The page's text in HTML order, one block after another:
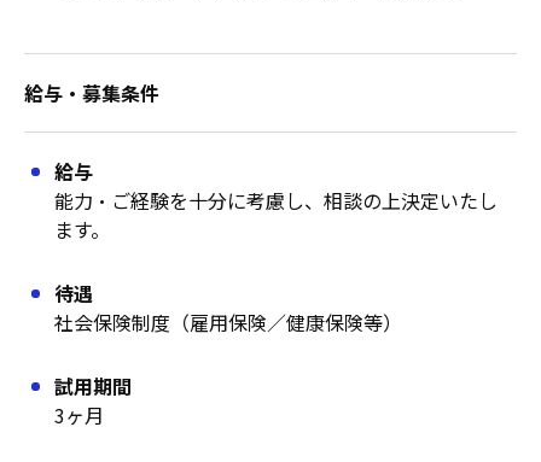
給与・募集条件
給与
能力・ご経験を十分に考慮し、相談の上決定いたし
ます。
待遇
社会保険制度（雇用保険／健康保険等）
試用期間
3ヶ月